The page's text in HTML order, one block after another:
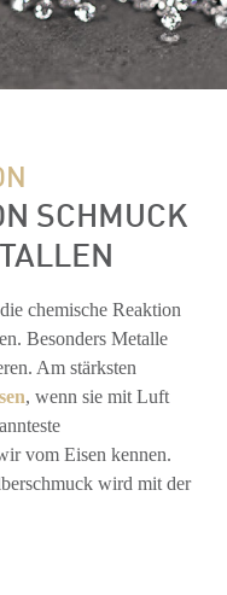
SCHMUCK
chemische Reaktion
Besonders Metalle
Am stärksten
, wenn sie mit Luft
vom Eisen kennen.
wird mit der